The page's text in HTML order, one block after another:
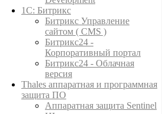
1С: Битрикс
Битрикс Управление
сайтом ( CMS )
Битрикс24 -
Корпоративный портал
Битрикс24 - Облачная
версия
Thales аппаратная и программная
защита ПО
Аппаратная защита Sentinel